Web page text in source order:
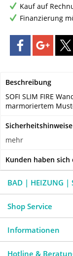
Kauf auf
Finanzierung
Beschreibung
SOFI SLIM FIRE
marmoriertem
Sicherheitshinweise
mehr
Kunden haben sich
BAD | HEIZUNG |
Shop Service
Informationen
Hotline &